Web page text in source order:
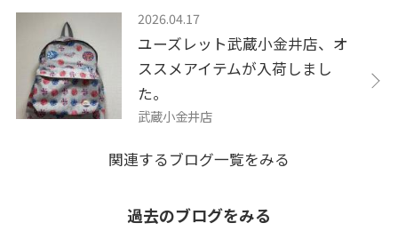
2026.04.17
ユーズレット武蔵小金井店、オ
ススメアイテムが入荷しまし
た。
武蔵小金井店
関連するブログ一覧をみる
過去のブログをみる